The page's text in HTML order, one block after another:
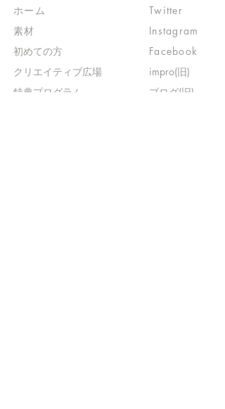
ホーム
素材
初めての方
​クリエイティブ広場
​特典プログラム
Twitter
Instagram
Facebook
impro(旧)​
ブログ(旧)